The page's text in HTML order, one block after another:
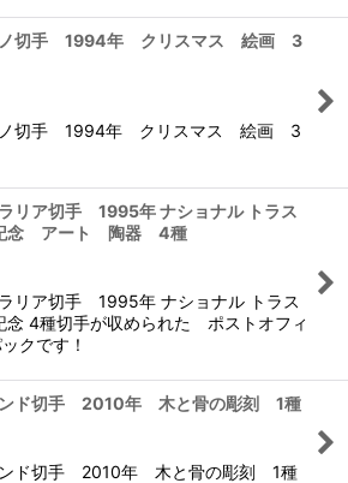
ノ切手 1994年 クリスマス 絵画 3
ノ切手 1994年 クリスマス 絵画 3
リア切手 1995年 ナショナル トラス
念 アート 陶器 4種
リア切手 1995年 ナショナル トラス
念 4種切手が収められた ポストオフィ
クです！
ンド切手 2010年 木と骨の彫刻 1種
ンド切手 2010年 木と骨の彫刻 1種